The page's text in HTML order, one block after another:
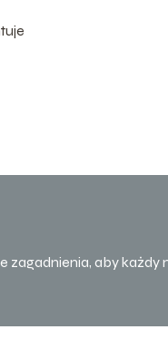
zagadnienia, aby każdy